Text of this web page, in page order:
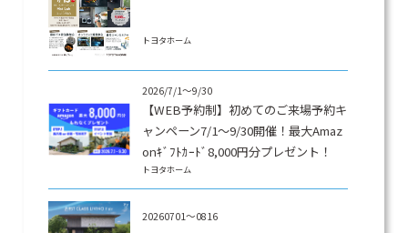
トヨタホーム
2026/7/1～9/30
【WEB予約制】初めてのご来場予約キ
ャンペーン7/1～9/30開催！最大Amaz
onｷﾞﾌﾄｶｰﾄﾞ8,000円分プレゼント！
トヨタホーム
20260701～0816